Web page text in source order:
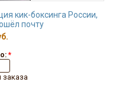
кик-боксинга России,
почту
*
заказа